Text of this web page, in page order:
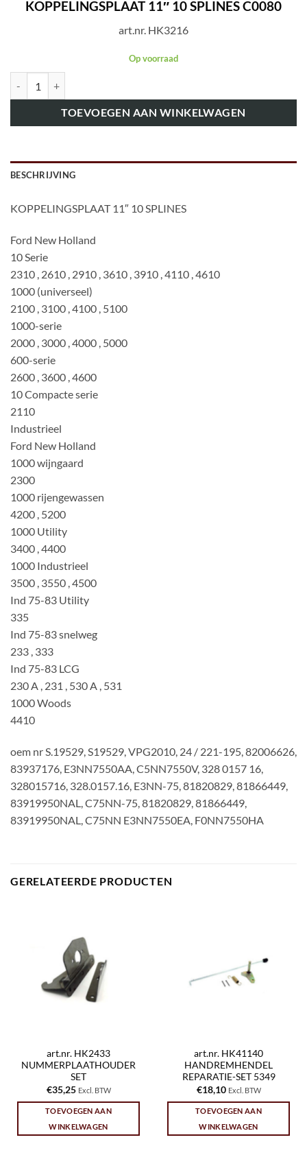
KOPPELINGSPLAAT 11″ 10 SPLINES C0080
art.nr. HK3216
Op voorraad
TOEVOEGEN AAN WINKELWAGEN
BESCHRIJVING
KOPPELINGSPLAAT 11″ 10 SPLINES
Ford New Holland
10 Serie
2310 , 2610 , 2910 , 3610 , 3910 , 4110 , 4610
1000 (universeel)
2100 , 3100 , 4100 , 5100
1000-serie
2000 , 3000 , 4000 , 5000
600-serie
2600 , 3600 , 4600
10 Compacte serie
2110
Industrieel
Ford New Holland
1000 wijngaard
2300
1000 rijengewassen
4200 , 5200
1000 Utility
3400 , 4400
1000 Industrieel
3500 , 3550 , 4500
Ind 75-83 Utility
335
Ind 75-83 snelweg
233 , 333
Ind 75-83 LCG
230 A , 231 , 530 A , 531
1000 Woods
4410
oem nr S.19529, S19529, VPG2010, 24 / 221-195, 82006626,
83937176, E3NN7550AA, C5NN7550V, 328 0157 16,
328015716, 328.0157.16, E3NN-75, 81820829, 81866449,
83919950NAL, C75NN-75, 81820829, 81866449,
83919950NAL, C75NN E3NN7550EA, F0NN7550HA
GERELATEERDE PRODUCTEN
art.nr. HK2433
NUMMERPLAATHOUDER
SET
€35,25 Excl. BTW
TOEVOEGEN AAN
WINKELWAGEN
art.nr. HK41140
HANDREMHENDEL
REPARATIE-SET 5349
€18,10 Excl. BTW
TOEVOEGEN AAN
WINKELWAGEN